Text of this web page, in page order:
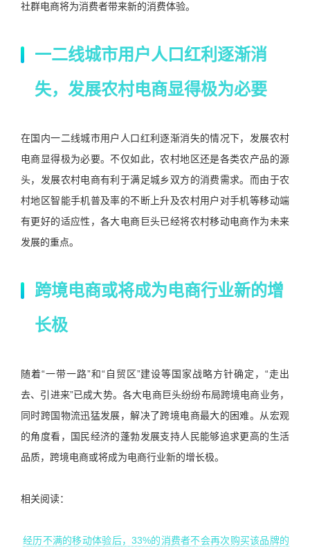
社群电商将为消费者带来新的消费体验。
一二线城市用户人口红利逐渐消
失，发展农村电商显得极为必要
在国内一二线城市用户人口红利逐渐消失的情况下，发展农村
电商显得极为必要。不仅如此，农村地区还是各类农产品的源
头，发展农村电商有利于满足城乡双方的消费需求。而由于农
村地区智能手机普及率的不断上升及农村用户对手机等移动端
有更好的适应性，各大电商巨头已经将农村移动电商作为未来
发展的重点。
跨境电商或将成为电商行业新的增
长极
随着“一带一路”和“自贸区”建设等国家战略方针确定，“走出
去、引进来”已成大势。各大电商巨头纷纷布局跨境电商业务，
同时跨国物流迅猛发展，解决了跨境电商最大的困难。从宏观
的角度看，国民经济的蓬勃发展支持人民能够追求更高的生活
品质，跨境电商或将成为电商行业新的增长极。
相关阅读：
经历不满的移动体验后，33%的消费者不会再次购买该品牌的